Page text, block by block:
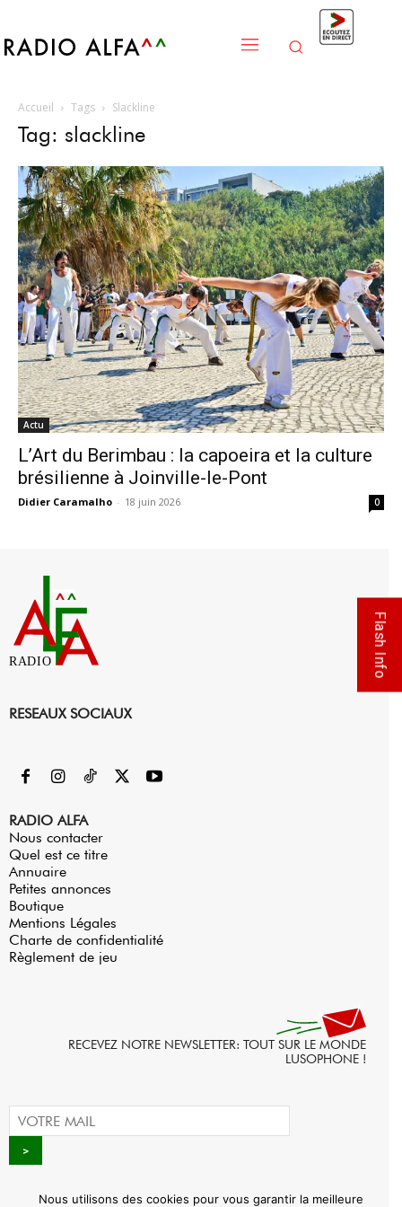
Accueil Tags Slackline
Tag: slackline
Actu
L’Art du Berimbau : la capoeira et la culture
brésilienne à Joinville-le-Pont
Didier Caramalho - 18 juin 2026 0
RADIO
RESEAUX SOCIAUX
RADIO ALFA
Nous contacter
Quel est ce titre
Annuaire
Petites annonces
Boutique
Mentions Légales
Charte de confidentialité
Règlement de jeu
RECEVEZ NOTRE NEWSLETTER: TOUT SUR LE MONDE
LUSOPHONE !
Flash Info
Nous utilisons des cookies pour vous garantir la meilleure